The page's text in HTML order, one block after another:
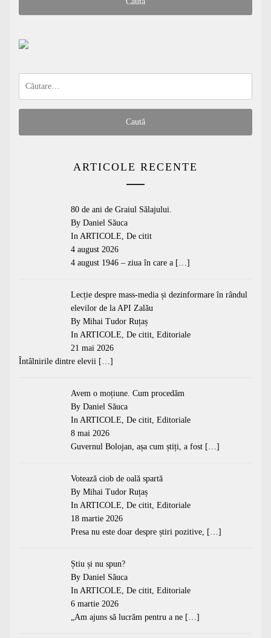
ARTICOLE RECENTE
80 de ani de Graiul Sălajului.
By Daniel Săuca
In ARTICOLE, De citit
4 august 2026
4 august 1946 – ziua în care a […]
Lecție despre mass-media și dezinformare în rândul
elevilor de la API Zalău
By Mihai Tudor Ruțaș
In ARTICOLE, De citit, Editoriale
21 mai 2026
Întâlnirile dintre elevii […]
Avem o moțiune. Cum procedăm
By Daniel Săuca
In ARTICOLE, De citit, Editoriale
8 mai 2026
Guvernul Bolojan, așa cum știți, a fost […]
Votează ciob de oală spartă
By Mihai Tudor Ruțaș
In ARTICOLE, De citit, Editoriale
18 martie 2026
Presa nu este doar despre știri pozitive, […]
Știu și nu spun?
By Daniel Săuca
In ARTICOLE, De citit, Editoriale
6 martie 2026
„Am ajuns să lucrăm pentru a ne […]